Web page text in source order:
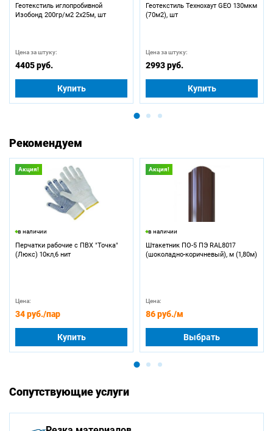
Геотекстиль иглопробивной
Изобонд 200гр/м2 2х25м, шт
Цена за штуку:
4405 руб.
Купить
Геотекстиль Технохаут GEO 130мкм
(70м2), шт
Цена за штуку:
2993 руб.
Купить
Рекомендуем
Акция!
в наличии
Перчатки рабочие с ПВХ "Точка"
(Люкс) 10кл,6 нит
Цена:
34 руб./пар
Купить
Акция!
в наличии
Штакетник ПО-5 ПЭ RAL8017
(шоколадно-коричневый), м (1,80м)
Цена:
86 руб./м
Выбрать
Сопутствующие услуги